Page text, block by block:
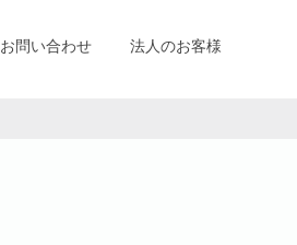
お問い合わせ 法人のお客様